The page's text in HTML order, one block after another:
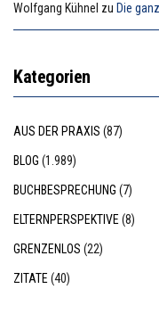
Wolfgang Kühnel zu Die
Kategorien
AUS DER PRAXIS (87)
BLOG (1.989)
BUCHBESPRECHUNG (7)
ELTERNPERSPEKTIVE(8)
GRENZENLOS (22)
ZITATE(40)